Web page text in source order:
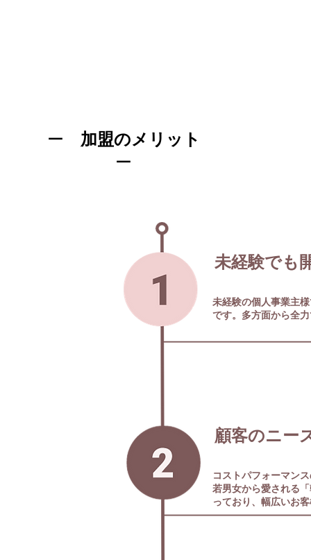
ー 加盟のメリット
ー
未経験でも
未経験の個人事業主
です。多方面から全
顧客のニー
コストパフォーマン
若男女から愛される
っており、幅広いお